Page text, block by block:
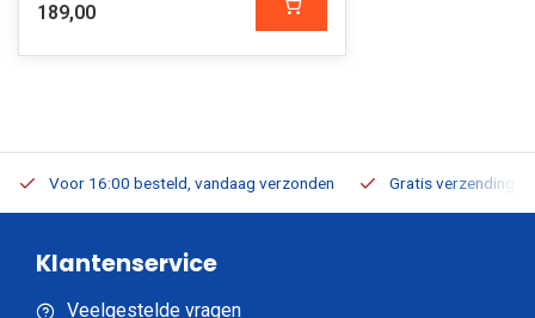
189,00
Voor 16:00 besteld, vandaag verzonden Gratis verzending
Klantenservice
Veelgestelde vragen